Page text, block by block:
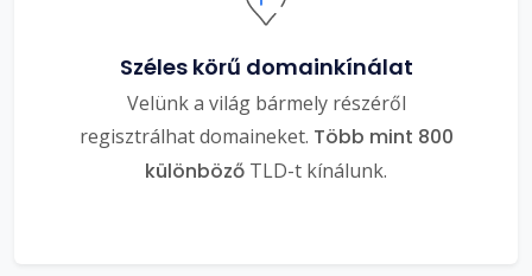
Széles körű domainkínálat
Velünk a világ bármely részéről
regisztrálhat domaineket. Több mint 800
különböző TLD-t kínálunk.